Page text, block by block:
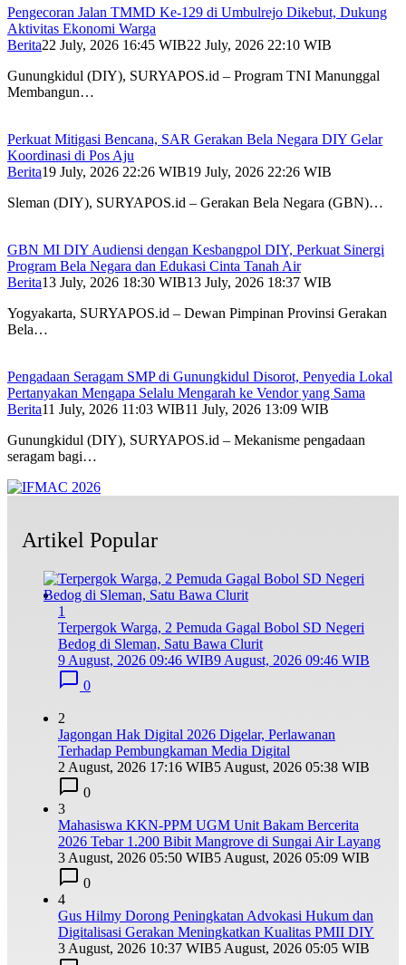
Pengecoran Jalan TMMD Ke-129 di Umbulrejo Dikebut, Dukung
Aktivitas Ekonomi Warga
Berita22 July, 2026 16:45 WIB22 July, 2026 22:10 WIB
Gunungkidul (DIY), SURYAPOS.id – Program TNI Manunggal
Membangun…
Perkuat Mitigasi Bencana, SAR Gerakan Bela Negara DIY Gelar
Koordinasi di Pos Aju
Berita19 July, 2026 22:26 WIB19 July, 2026 22:26 WIB
Sleman (DIY), SURYAPOS.id – Gerakan Bela Negara (GBN)…
GBN MI DIY Audiensi dengan Kesbangpol DIY, Perkuat Sinergi
Program Bela Negara dan Edukasi Cinta Tanah Air
Berita13 July, 2026 18:30 WIB13 July, 2026 18:37 WIB
Yogyakarta, SURYAPOS.id – Dewan Pimpinan Provinsi Gerakan
Bela…
Pengadaan Seragam SMP di Gunungkidul Disorot, Penyedia Lokal
Pertanyakan Mengapa Selalu Mengarah ke Vendor yang Sama
Berita11 July, 2026 11:03 WIB11 July, 2026 13:09 WIB
Gunungkidul (DIY), SURYAPOS.id – Mekanisme pengadaan
seragam bagi…
Artikel Popular
1
Terpergok Warga, 2 Pemuda Gagal Bobol SD Negeri
Bedog di Sleman, Satu Bawa Clurit
9 August, 2026 09:46 WIB9 August, 2026 09:46 WIB
0
2
Jagongan Hak Digital 2026 Digelar, Perlawanan
Terhadap Pembungkaman Media Digital
2 August, 2026 17:16 WIB5 August, 2026 05:38 WIB
0
3
Mahasiswa KKN-PPM UGM Unit Bakam Bercerita
2026 Tebar 1.200 Bibit Mangrove di Sungai Air Layang
3 August, 2026 05:50 WIB5 August, 2026 05:09 WIB
0
4
Gus Hilmy Dorong Peningkatan Advokasi Hukum dan
Digitalisasi Gerakan Meningkatkan Kualitas PMII DIY
3 August, 2026 10:37 WIB5 August, 2026 05:05 WIB